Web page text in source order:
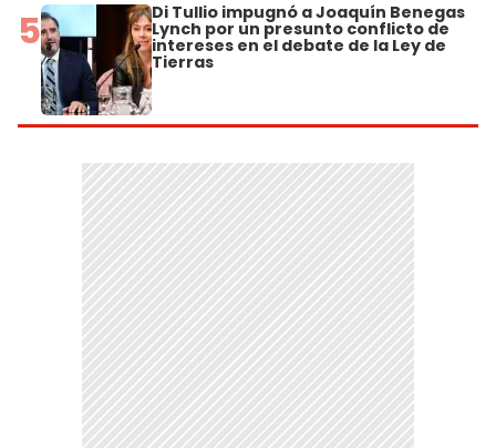
5 Di Tullio impugnó a Joaquín Benegas
Lynch por un presunto conflicto de
intereses en el debate de la Ley de
Tierras